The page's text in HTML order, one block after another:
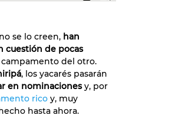
se lo creen, han
cuestión de pocas
campamento del otro.
, los yacarés pasarán
en nominacionesy, por
rico y, muy
hasta ahora.